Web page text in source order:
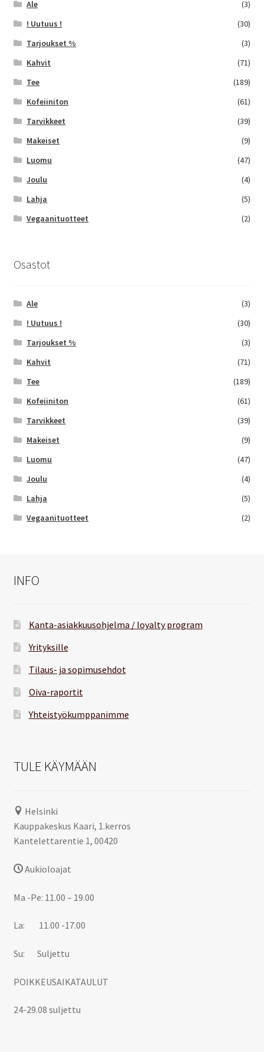
Ale
(3)
! Uutuus !
(30)
Tarjoukset %
(3)
Kahvit
(71)
Tee
(189)
Kofeiiniton
(61)
Tarvikkeet
(39)
Makeiset
(9)
Luomu
(47)
Joulu
(4)
Lahja
(5)
Vegaanituotteet
(2)
Osastot
Ale
(3)
! Uutuus !
(30)
Tarjoukset %
(3)
Kahvit
(71)
Tee
(189)
Kofeiiniton
(61)
Tarvikkeet
(39)
Makeiset
(9)
Luomu
(47)
Joulu
(4)
Lahja
(5)
Vegaanituotteet
(2)
INFO
Kanta-asiakkuusohjelma / loyalty program
Yrityksille
Tilaus- ja sopimusehdot
Oiva-raportit
Yhteistyökumppanimme
TULE KÄYMÄÄN
Helsinki
Kauppakeskus Kaari, 1.kerros
Kantelettarentie 1, 00420
Aukioloajat
Ma -Pe: 11.00 – 19.00
La: 11.00 -17.00
Su: Suljettu
POIKKEUSAIKATAULUT
24-29.08 suljettu